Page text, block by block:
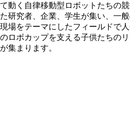
く自律移動型ロボットたちの
研究者、企業、学生が集い、一
場をテーマにしたフィールド
ロボカップを支える子供たちの
集まります。